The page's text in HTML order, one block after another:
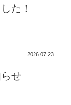
た！
2026.07.23
せ